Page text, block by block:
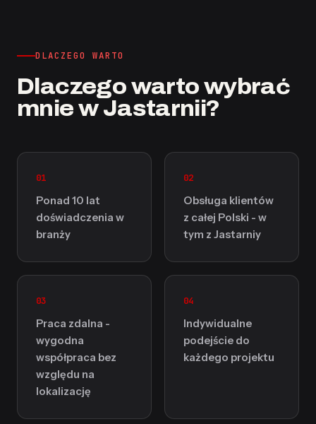
DLACZEGO WARTO
Dlaczego warto wybrać
mnie w Jastarnii?
01
Ponad 10 lat
doświadczenia w
branży
02
Obsługa klientów
z całej Polski - w
tym z Jastarniy
03
Praca zdalna -
wygodna
współpraca bez
względu na
lokalizację
04
Indywidualne
podejście do
każdego projektu